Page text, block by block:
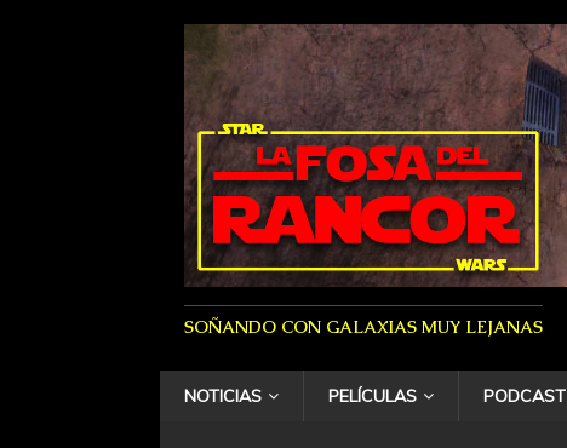
SOÑANDO CON GALAXIAS MUY LEJANAS
NOTICIAS PELÍCULAS PODCAST